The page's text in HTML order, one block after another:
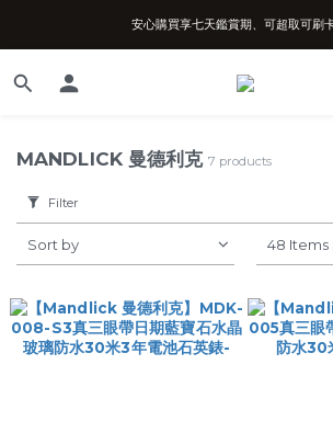
台南實體店面、兩年機芯保固、開立
安心購買享七天鑑賞期、可超取可刷
台南實體店面、兩年機芯保固、開立
MANDLICK 曼德利克7 products
Filter
Sort by 48